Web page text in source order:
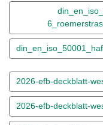
2026-efb-deckblatt-
2026-efb-deckblatt-